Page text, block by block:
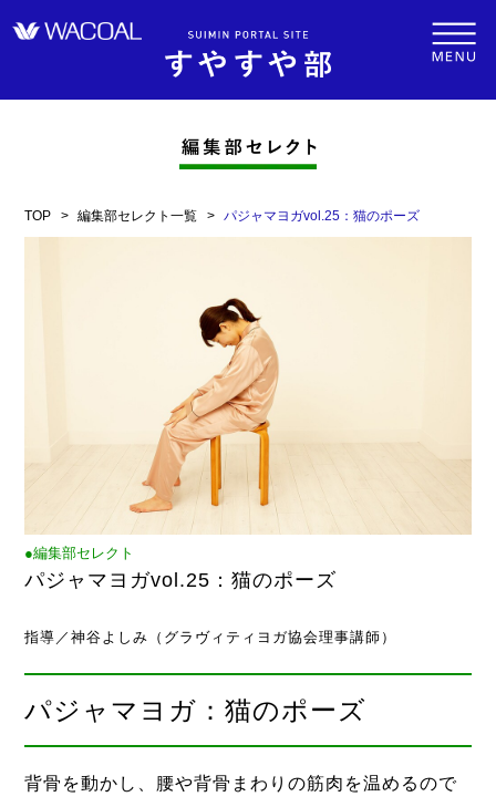
TOP 編集部セレクト一覧 パジャマヨガvol.25：猫のポーズ
●編集部セレクト
パジャマヨガvol.25：猫のポーズ
指導／神谷よしみ（グラヴィティヨガ協会理事講師）
パジャマヨガ：猫のポーズ
背骨を動かし、腰や背骨まわりの筋肉を温めるので